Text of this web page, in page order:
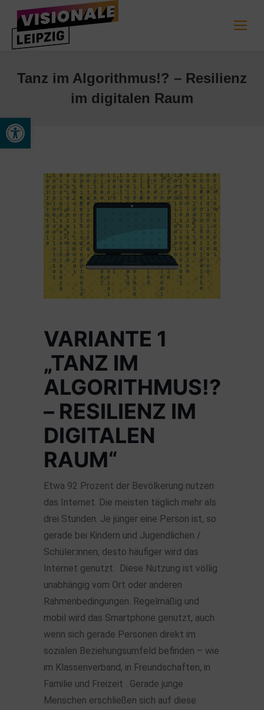
Werkzeugleiste öffnen
Tanz im Algorithmus!? – Resilienz
im digitalen Raum
VARIANTE 1
„TANZ IM
ALGORITHMUS!?
– RESILIENZ IM
DIGITALEN
RAUM“
Etwa 92 Prozent der Bevölkerung nutzen
das Internet. Die meisten täglich mehr als
drei Stunden. Je jünger eine Person ist, so
gerade bei Kindern und Jugendlichen /
Schüler:innen, desto häufiger wird das
Internet genutzt. Diese Nutzung ist völlig
unabhängig vom Ort oder anderen
Rahmenbedingungen. Regelmäßig und
mobil wird das Smartphone genutzt, auch
wenn sich gerade Personen direkt im
sozialen Beziehungsumfeld befinden – wie
im Klassenverband, in Freundschaften, in
Familie und Freizeit . Gerade junge
Menschen erschließen sich auf diese